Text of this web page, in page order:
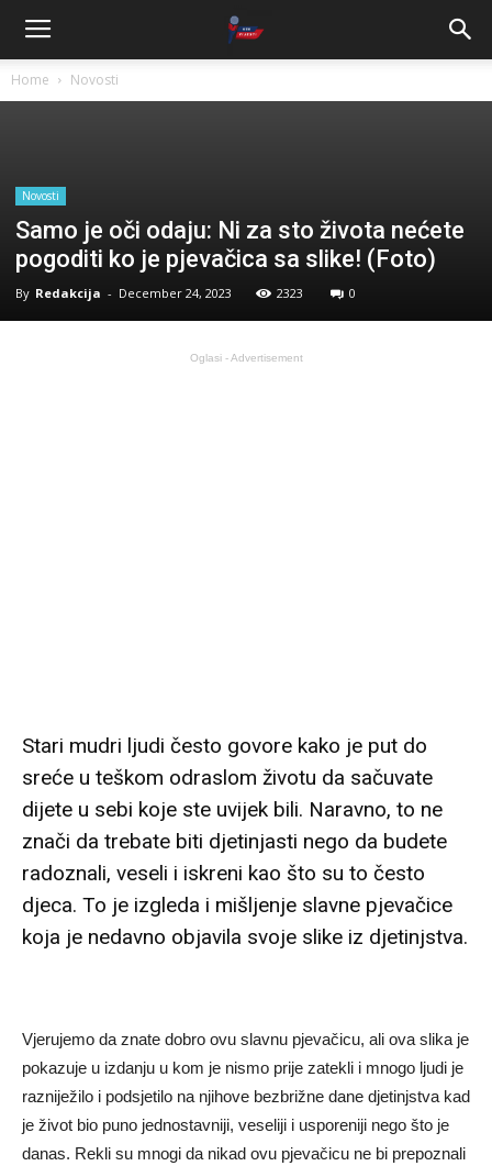
Home Novosti
Novosti
Samo je oči odaju: Ni za sto života nećete
pogoditi ko je pjevačica sa slike! (Foto)
By Redakcija - December 24, 2023 2323 0
Oglasi - Advertisement
Stari mudri ljudi često govore kako je put do
sreće u teškom odraslom životu da sačuvate
dijete u sebi koje ste uvijek bili. Naravno, to ne
znači da trebate biti djetinjasti nego da budete
radoznali, veseli i iskreni kao što su to često
djeca. To je izgleda i mišljenje slavne pjevačice
koja je nedavno objavila svoje slike iz djetinjstva.
Vjerujemo da znate dobro ovu slavnu pjevačicu, ali ova slika je
pokazuje u izdanju u kom je nismo prije zatekli i mnogo ljudi je
razniježilo i podsjetilo na njihove bezbrižne dane djetinjstva kad
je život bio puno jednostavniji, veseliji i usporeniji nego što je
danas. Rekli su mnogi da nikad ovu pjevačicu ne bi prepoznali